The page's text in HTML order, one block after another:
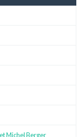
Michel Berger